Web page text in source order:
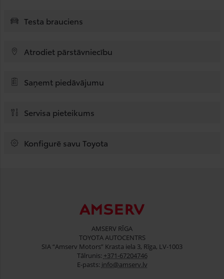
Testa brauciens
Atrodiet pārstāvniecību
Saņemt piedāvājumu
Servisa pieteikums
Konfigurē savu Toyota
AMSERV RĪGA
TOYOTA AUTOCENTRS
SIA “Amserv Motors” Krasta iela 3, Rīga, LV-1003
Tālrunis: +371-67204746
E-pasts: info@amserv.lv